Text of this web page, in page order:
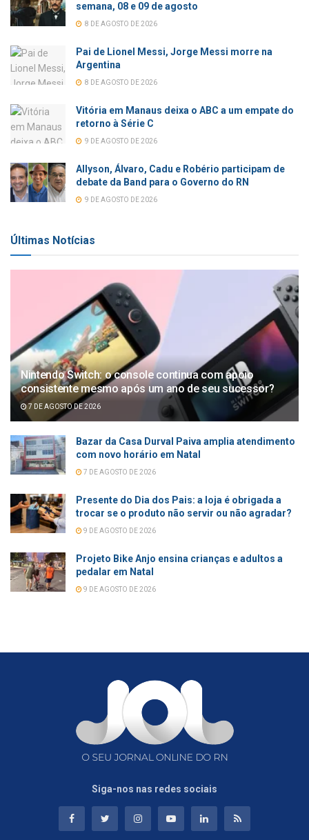
semana, 08 e 09 de agosto
8 DE AGOSTO DE 2026
Pai de Lionel Messi, Jorge Messi morre na
Argentina
8 DE AGOSTO DE 2026
Vitória em Manaus deixa o ABC a um empate do
retorno à Série C
9 DE AGOSTO DE 2026
Allyson, Álvaro, Cadu e Robério participam de
debate da Band para o Governo do RN
9 DE AGOSTO DE 2026
Últimas Notícias
Nintendo Switch: o console continua com apoio
consistente mesmo após um ano de seu sucessor?
7 DE AGOSTO DE 2026
Bazar da Casa Durval Paiva amplia atendimento
com novo horário em Natal
7 DE AGOSTO DE 2026
Presente do Dia dos Pais: a loja é obrigada a
trocar se o produto não servir ou não agradar?
9 DE AGOSTO DE 2026
Projeto Bike Anjo ensina crianças e adultos a
pedalar em Natal
9 DE AGOSTO DE 2026
Siga-nos nas redes sociais